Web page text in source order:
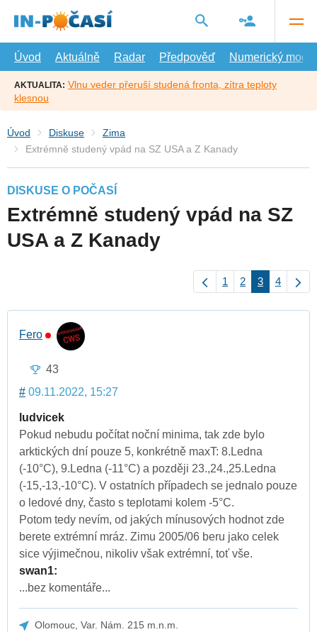
hlavní
Úvod
Aktuálně Radar Předpověď Numerický model
AKTUALITA: Vlnu veder přeruší studená fronta, zítra teploty
klesnou
Úvod Diskuse
Zima
Extrémně studený vpád na SZ USA a Z Kanady
DISKUSE O POČASÍ
Extrémně studený vpád na SZ
USA a Z Kanady
1 2 3 4
Fero
43
# 09.11.2022, 15:27
ludvicek
Pokud nebudu počítat noční minima, tak zde bylo
arktických dní pouze 5, konkrétně maxT: 8.Ledna
(-10°C), 9.Ledna (-11°C) a později 23.,24.,25.Ledna
(-15,-13,-10°C). V ostatních případech se jednalo pouze
o ledové dny, často s teplotami kolem -5°C.
Potom tedy nevím, od jakých mínusových hodnot zde
berete extrémní mráz. Zimu 2005/06 beru jako celek
sice výjimečnou, nikoliv však extrémní, toť vše.
swan1:
...bez komentáře...
Olomouc, Var. Nám. 215 m.n.m.